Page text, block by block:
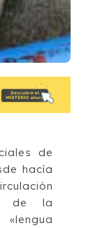
de
hacía
de la